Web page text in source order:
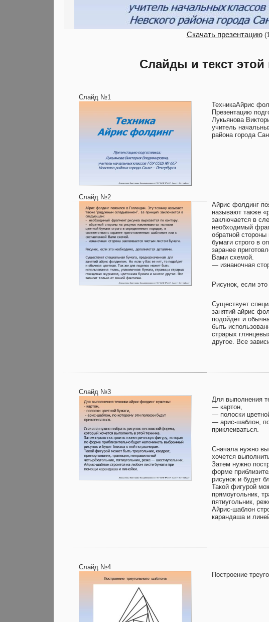
Скачать презентацию
Слайды и текст этой
Слайд №1
ТехникаАйрис
Презентацию
Лукьянова
учитель
района города
Слайд №2
Айрис фолдинг
называют также
заключается в
необходимый
обратной
бумаги строго в
заранее
Вами схемой.
— изнаночная
Рисунок, если
Существует
занятий айрис
подойдет и
быть
страрых
другое. Все
Слайд №3
Для выполнения
— картон,
— полоски
— арис-шаблон,
приклеиваться.
Сначала нужно
хочется
Затем нужно
форме
рисунок и будет
Такой фигурой
прямоугольник,
пятиугольник,
Айрис-шаблон
карандаша и
Слайд №4
Построение